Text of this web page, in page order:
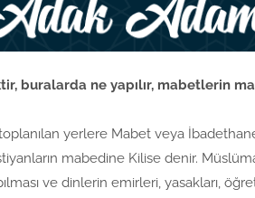
buralarda ne yapılır, mabetlerin
yerlere Mabet veya
mabedine Kilise denir.
ve dinlerin emirleri, yasakları,